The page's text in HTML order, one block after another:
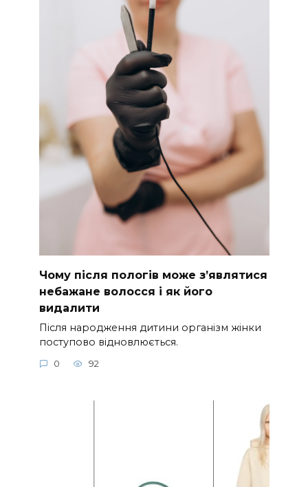
Чому після пологів може з’являтися
небажане волосся і як його
видалити
Після народження дитини організм жінки
поступово відновлюється.
0 92